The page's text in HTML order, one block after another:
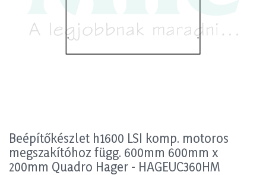
Beépítőkészlet h1600 LSI komp. motoros
megszakítóhoz függ. 600mm 600mm x
200mm Quadro Hager - HAGEUC360HM